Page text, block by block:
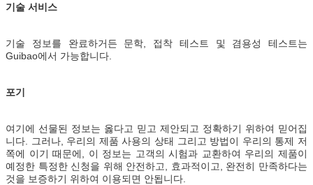
기술 서비스
기술 정보를 완료하거든 문학, 접착 테스트 및 겸용성 테스트는
Guibao에서 가능합니다.
포기
여기에 선물된 정보는 옳다고 믿고 제안되고 정확하기 위하여 믿어집
니다. 그러나, 우리의 제품 사용의 상태 그리고 방법이 우리의 통제 저
쪽에 이기 때문에, 이 정보는 고객의 시험과 교환하여 우리의 제품이
예정한 특정한 신청을 위해 안전하고, 효과적이고, 완전히 만족하다는
것을 보증하기 위하여 이용되면 안됩니다.